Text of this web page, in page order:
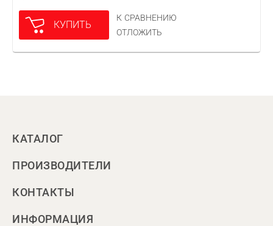
КУПИТЬ
К СРАВНЕНИЮ
ОТЛОЖИТЬ
КАТАЛОГ
ПРОИЗВОДИТЕЛИ
КОНТАКТЫ
ИНФОРМАЦИЯ